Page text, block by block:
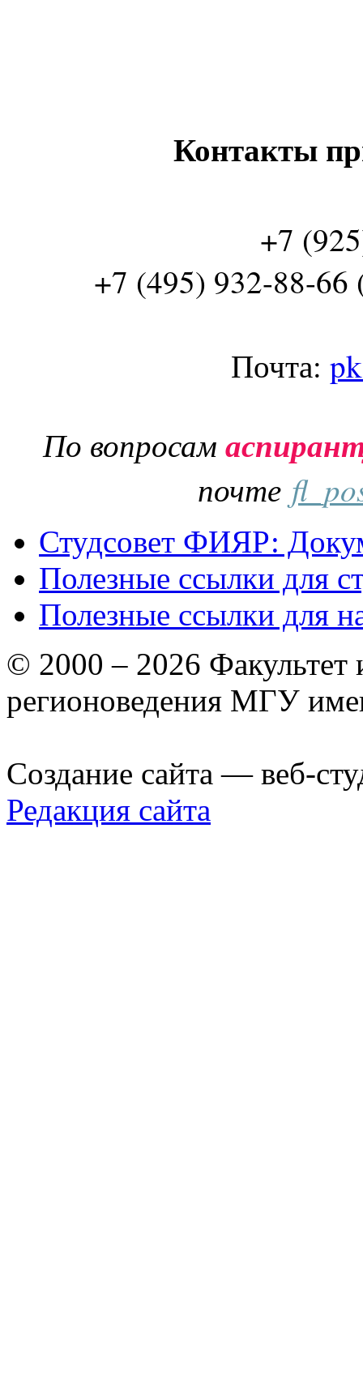
Контакты
+7
+7 (495) 932-88-66
Почта:
По вопросам
почте
Студсовет ФИЯР:
Полезные ссылки для
Полезные ссылки для
© 2000 – 2026 Факультет
регионоведения МГУ
Создание сайта — веб-
Редакция сайта